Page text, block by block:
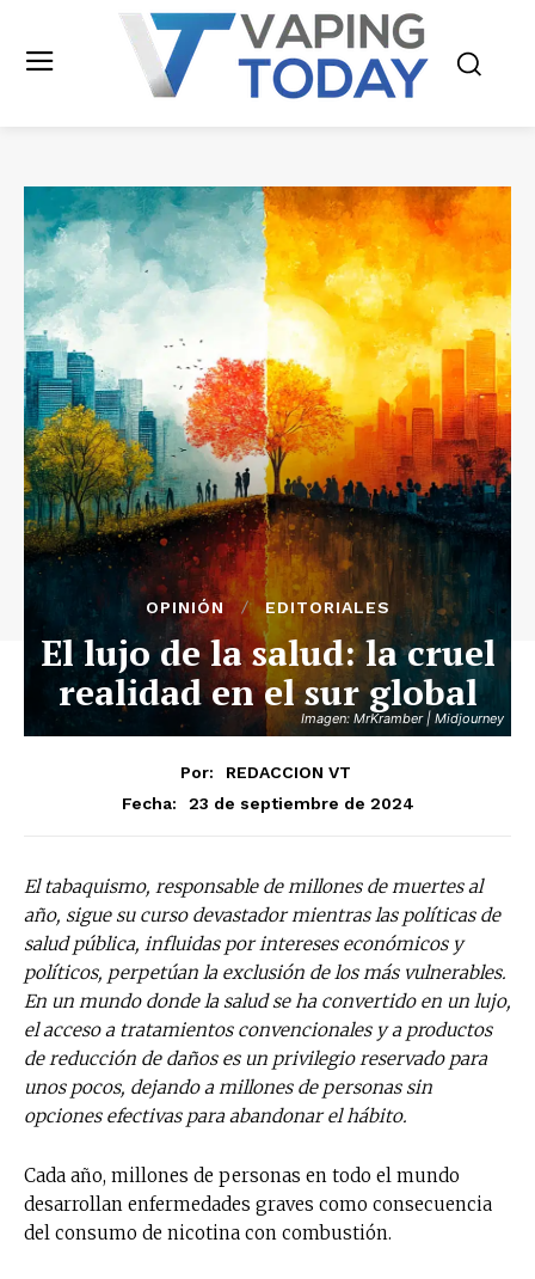
Imagen: MrKramber | Midjourney
OPINIÓN EDITORIALES
El lujo de la salud: la cruel
realidad en el sur global
Por:
REDACCION VT
Fecha:
23 de septiembre de 2024
El tabaquismo, responsable de millones de muertes al
año, sigue su curso devastador mientras las políticas de
salud pública, influidas por intereses económicos y
políticos, perpetúan la exclusión de los más vulnerables.
En un mundo donde la salud se ha convertido en un lujo,
el acceso a tratamientos convencionales y a productos
de reducción de daños es un privilegio reservado para
unos pocos, dejando a millones de personas sin
opciones efectivas para abandonar el hábito.
Cada año, millones de personas en todo el mundo
desarrollan enfermedades graves como consecuencia
del consumo de nicotina con combustión.